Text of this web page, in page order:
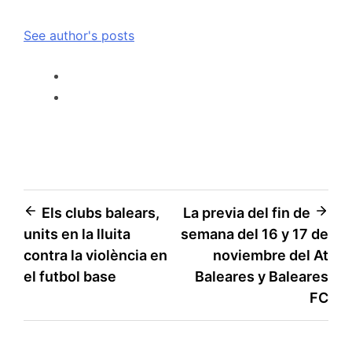
See author's posts
Els clubs balears,
units en la lluita
contra la violència en
el futbol base
La previa del fin de
semana del 16 y 17 de
noviembre del At
Baleares y Baleares
FC